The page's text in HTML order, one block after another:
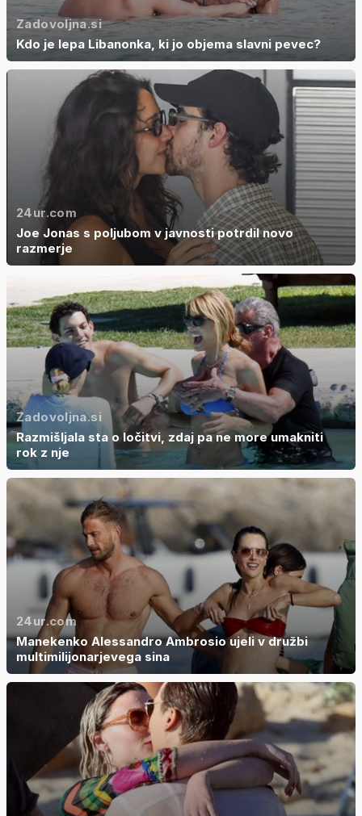
Zadovoljna.si
Kdo je lepa Libanonka, ki jo objema slavni pevec?
24ur.com
Joe Jonas s poljubom v javnosti potrdil novo
razmerje
Zadovoljna.si
Razmišljala sta o ločitvi, zdaj pa ne more umakniti
rok z nje
24ur.com
Manekenko Alessandro Ambrosio ujeli v družbi
multimilijonarjevega sina